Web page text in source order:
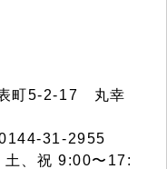
町5-2-17 丸幸
31-2955
、祝 9:00〜17: